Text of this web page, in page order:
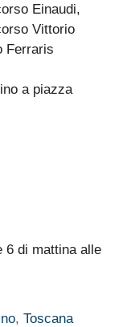
Einaudi,
Vittorio
Ferraris
a piazza
di mattina alle
,Toscana